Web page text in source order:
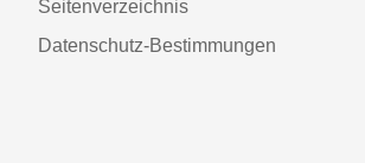
Seitenverzeichnis
Datenschutz-Bestimmungen